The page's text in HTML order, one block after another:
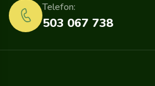
503 067 738
Telefon: